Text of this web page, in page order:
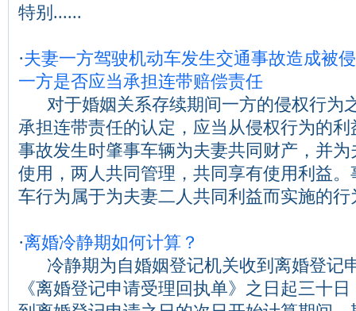
特别......
·夫妻一方驾驶机动车发生交通事故造成被
一方是否应当承担连带赔偿责任
对于婚姻关系存续期间一方的侵权行为
承担连带责任的认定，应当从侵权行为的
事故发生时肇事车辆为夫妻共同财产，并
使用，两人共同管理，共同享有使用利益
车行为属于为夫妻二人共同利益而实施的行
·离婚冷静期如何计算？
冷静期为自婚姻登记机关收到离婚登记
《离婚登记申请受理回执单》之日起三十